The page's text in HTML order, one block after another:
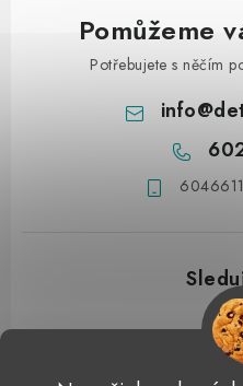
Pomůžeme
Potřebujete s něčím
info@